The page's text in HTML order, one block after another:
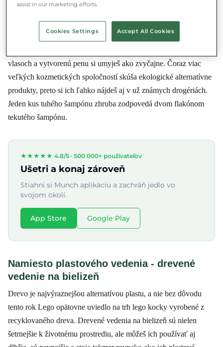
tuhý šampón
Tuhý šampón funguje na rovnakom princípe ako tradičný, je v
tom len rozdiel, že s ním si môžeš odušetriť až niekoľko
vlasoch a vytvorenú penu si umyješ ako zvyčajne. Čoraz viac
veľkých kozmetických spoločností skúša ekologické alternatívne
produkty, preto si ich ľahko nájdeš aj v už známych drogériách.
Jeden kus tuhého šampónu zhruba zodpovedá dvom flakónom
tekutého šampónu.
★★★★★ 4.8/5 · 500 000+ používateľov
Ušetri a konaj zároveň
Stiahni si Munch aplikáciu a zachráň jedlo vo
svojom okolí.
App Store Google Play
Namiesto plastového vedenia - drevené
vedenie na bielizeň
Drevo je najvýraznejšou alternatívou plastu, a nie bez dôvodu
tento rok Lego opätovne uviedlo na trh lego kocky vyrobené z
recyklovaného dreva. Drevené vedenia na bielizeň sú nielen
šetrnejšie k životnému prostrediu, ale môžeš ich používať aj
assist in our marketing efforts.
Cookies Settings Accept All Cookies